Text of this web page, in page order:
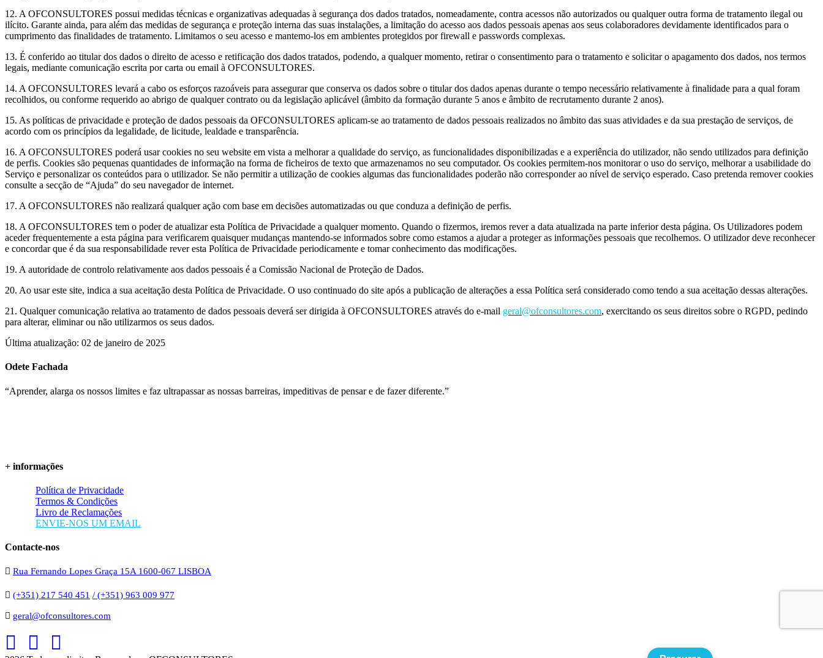
12. A OFCONSULTORES possui medidas técnicas e organizativas adequadas à segurança dos dados tratados, nomeadamente, contra acessos não autorizados ou qualquer outra forma de tratamento ilegal ou
ilícito. Garante ainda, para além das medidas de segurança e proteção interna das suas instalações, a limitação do acesso aos dados pessoais apenas aos seus colaboradores devidamente identificados para o
cumprimento das finalidades de tratamento. Limitamos o seu acesso e mantemo-los em ambientes protegidos por firewall e passwords complexas.
13. É conferido ao titular dos dados o direito de acesso e retificação dos dados tratados, podendo, a qualquer momento, retirar o consentimento para o tratamento e solicitar o apagamento dos dados, nos termos
legais, mediante comunicação escrita por carta ou email à OFCONSULTORES.
14. A OFCONSULTORES levará a cabo os esforços razoáveis para assegurar que conserva os dados sobre o titular dos dados apenas durante o tempo necessário relativamente à finalidade para a qual foram
recolhidos, ou conforme requerido ao abrigo de qualquer contrato ou da legislação aplicável (âmbito da formação durante 5 anos e âmbito de recrutamento durante 2 anos).
15. As políticas de privacidade e proteção de dados pessoais da OFCONSULTORES aplicam-se ao tratamento de dados pessoais realizados no âmbito das suas atividades e da sua prestação de serviços, de
acordo com os princípios da legalidade, de licitude, lealdade e transparência.
16. A OFCONSULTORES poderá usar cookies no seu website em vista a melhorar a qualidade do serviço, as funcionalidades disponibilizadas e a experiência do utilizador, não sendo utilizados para definição
de perfis. Cookies são pequenas quantidades de informação na forma de ficheiros de texto que armazenamos no seu computador. Os cookies permitem-nos monitorar o uso do serviço, melhorar a usabilidade do
Serviço e personalizar os conteúdos para o utilizador. Se não permitir a utilização de cookies algumas das funcionalidades poderão não corresponder ao nível de serviço esperado. Caso pretenda remover cookies
consulte a secção de “Ajuda” do seu navegador de internet.
17. A OFCONSULTORES não realizará qualquer ação com base em decisões automatizadas ou que conduza a definição de perfis.
18. A OFCONSULTORES tem o poder de atualizar esta Política de Privacidade a qualquer momento. Quando o fizermos, iremos rever a data atualizada na parte inferior desta página. Os Utilizadores podem
aceder frequentemente a esta página para verificarem quaisquer mudanças mantendo-se informados sobre como estamos a ajudar a proteger as informações pessoais que recolhemos. O utilizador deve reconhecer
e concordar que é da sua responsabilidade rever esta Política de Privacidade periodicamente e tomar conhecimento das modificações.
19. A autoridade de controlo relativamente aos dados pessoais é a Comissão Nacional de Proteção de Dados.
20. Ao usar este site, indica a sua aceitação desta Política de Privacidade. O uso continuado do site após a publicação de alterações a essa Política será considerado como tendo a sua aceitação dessas alterações.
21. Qualquer comunicação relativa ao tratamento de dados pessoais deverá ser dirigida à OFCONSULTORES através do e-mail geral@ofconsultores.com, exercitando os seus direitos sobre o RGPD, pedindo
para alterar, eliminar ou não utilizarmos os seus dados.
Última atualização: 02 de janeiro de 2025
Odete Fachada
“Aprender, alarga os nossos limites e faz ultrapassar as nossas barreiras, impeditivas de pensar e de fazer diferente.”
+ informações
Política de Privacidade
Termos & Condições
Livro de Reclamações
ENVIE-NOS UM EMAIL
Contacte-nos
Rua Fernando Lopes Graça 15A 1600-067 LISBOA
(+351) 217 540 451 / (+351) 963 009 977
geral@ofconsultores.com